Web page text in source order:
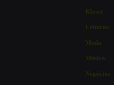
Kloset
Leituras
Moda
Música
Negócios